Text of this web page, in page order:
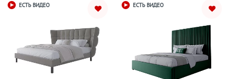
ЕСТЬ ВИДЕО ЕСТЬ ВИДЕО